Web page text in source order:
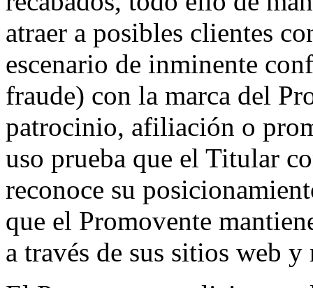
atraer a posibles clientes
escenario de inminente
fraude) con la marca del
patrocinio, afiliación o
uso prueba que el Titular
reconoce su
que el Promovente
a través de sus sitios web